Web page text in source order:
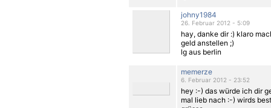
johny1984
26. Februar 2012 - 5:09
hay, danke dir :) klaro
geld anstellen ;)
lg aus berlin
memerze
6. Februar 2012 - 23:52
hey :-) das würde ich dir
mal lieb nach :-) wirds